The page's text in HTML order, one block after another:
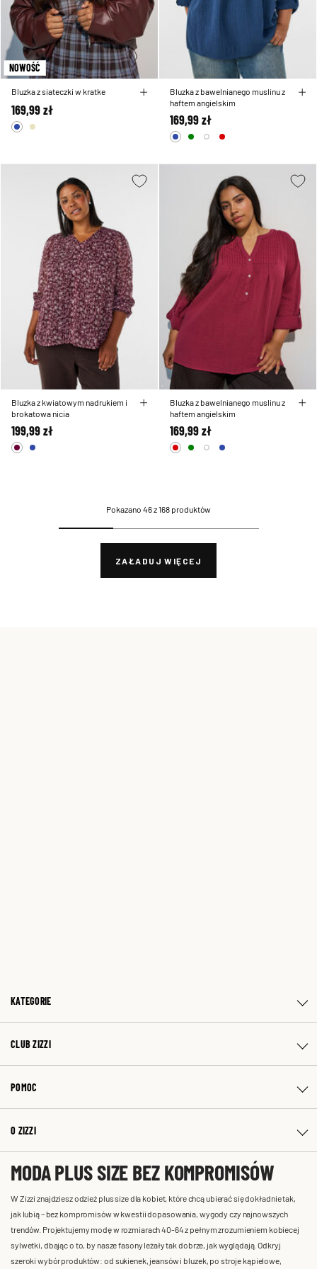
NOWOŚĆ
Bluzka z siateczki w kratke
169,99 zł
Bluzka z bawelnianego muslinu z
haftem angielskim
169,99 zł
Bluzka z kwiatowym nadrukiem i
brokatowa nicia
199,99 zł
Bluzka z bawelnianego muslinu z
haftem angielskim
169,99 zł
Pokazano 46 z 168 produktów
ZAŁADUJ WIĘCEJ
KATEGORIE
CLUB ZIZZI
POMOC
O ZIZZI
MODA PLUS SIZE BEZ KOMPROMISÓW
W Zizzi znajdziesz odzież plus size dla kobiet, które chcą ubierać się dokładnie tak,
jak lubią – bez kompromisów w kwestii dopasowania, wygody czy najnowszych
trendów. Projektujemy modę w rozmiarach 40-64 z pełnym zrozumieniem kobiecej
sylwetki, dbając o to, by nasze fasony leżały tak dobrze, jak wyglądają. Odkryj
szeroki wybór produktów: od sukienek, jeansów i bluzek, po stroje kąpielowe,